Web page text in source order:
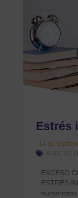
Estrés
14 de
AFECTO
EXCESO
ESTRÉS